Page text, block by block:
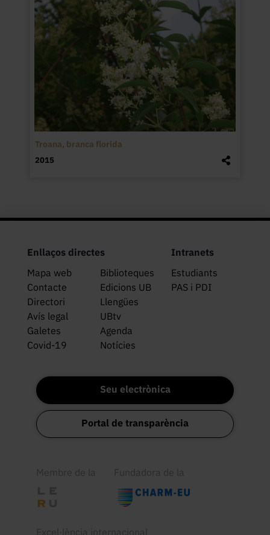
Troana, branca florida
2015
Enllaços directes
Mapa web
Biblioteques
Contacte
Edicions UB
Directori
Llengües
Avís legal
UBtv
Galetes
Agenda
Covid-19
Notícies
Intranets
Estudiants
PAS i PDI
Seu electrònica
Portal de transparència
Membre de la Fundadora de la
Excel·lència internacional